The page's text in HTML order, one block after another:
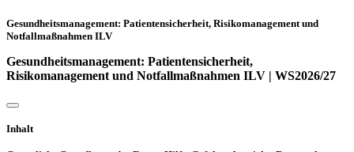
Gesundheitsmanagement: Patientensicherheit, Risikomanagement und
Notfallmaßnahmen ILV
Gesundheitsmanagement: Patientensicherheit,
Risikomanagement und Notfallmaßnahmen ILV | WS2026/27
Inhalt